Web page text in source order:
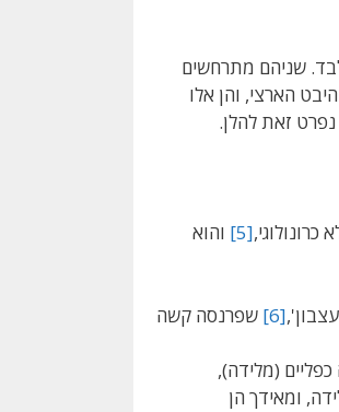
שניהם מתרחשים
הארצי, והן אלו
זאת להלן.
[5]
והוא
[6]
שפרנסה קשה
(מלידה),
ומאידך הן